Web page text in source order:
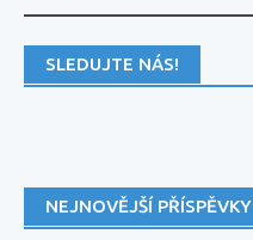
SLEDUJTE NÁS!
NEJNOVĚJŠÍ PŘÍSPĚVKY